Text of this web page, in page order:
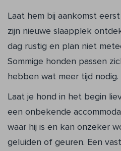
Laat hem bij aankomst
zijn nieuwe slaapplek
dag rustig en plan niet
Sommige honden passen
hebben wat meer tijd nodig.
Laat je hond in het begin
een onbekende
waar hij is en kan onzeker
geluiden of geuren. Een